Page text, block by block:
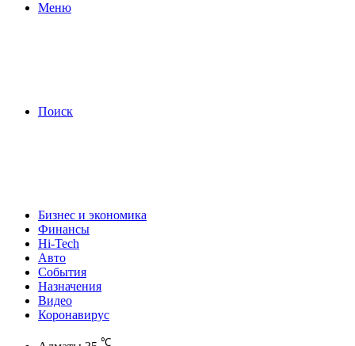
Меню
Поиск
Бизнес и экономика
Финансы
Hi-Tech
Авто
События
Назначения
Видео
Коронавирус
℃